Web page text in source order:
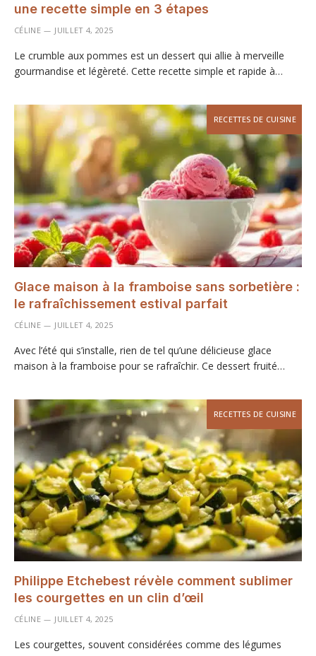
une recette simple en 3 étapes
CÉLINE JUILLET 4, 2025
Le crumble aux pommes est un dessert qui allie à merveille
gourmandise et légèreté. Cette recette simple et rapide à…
RECETTES DE CUISINE
Glace maison à la framboise sans sorbetière :
le rafraîchissement estival parfait
CÉLINE JUILLET 4, 2025
Avec l’été qui s’installe, rien de tel qu’une délicieuse glace
maison à la framboise pour se rafraîchir. Ce dessert fruité…
RECETTES DE CUISINE
Philippe Etchebest révèle comment sublimer
les courgettes en un clin d’œil
CÉLINE JUILLET 4, 2025
Les courgettes, souvent considérées comme des légumes